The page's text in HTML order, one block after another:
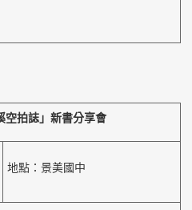
空拍誌」新書分享會
地點：景美國中